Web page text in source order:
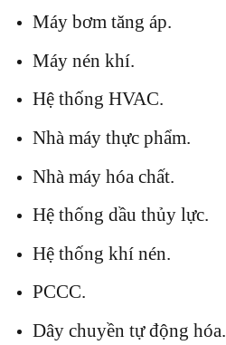
Máy bơm tăng áp.
Máy nén khí.
Hệ thống HVAC.
Nhà máy thực phẩm.
Nhà máy hóa chất.
Hệ thống dầu thủy lực.
Hệ thống khí nén.
PCCC.
Dây chuyền tự động hóa.